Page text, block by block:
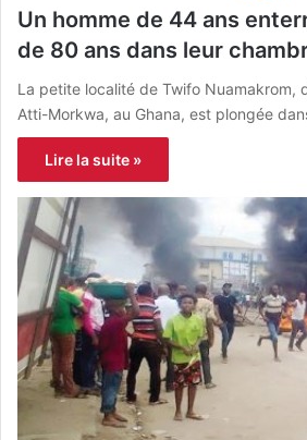
Un homme de 44 ans
de 80 ans dans leur
La petite localité de Twifo Nuamakrom,
Atti-Morkwa, au Ghana, est plongée
Lire la suite »